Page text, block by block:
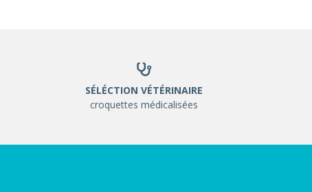
SÉLÉCTION VÉTÉRINAIRE
croquettes médicalisées